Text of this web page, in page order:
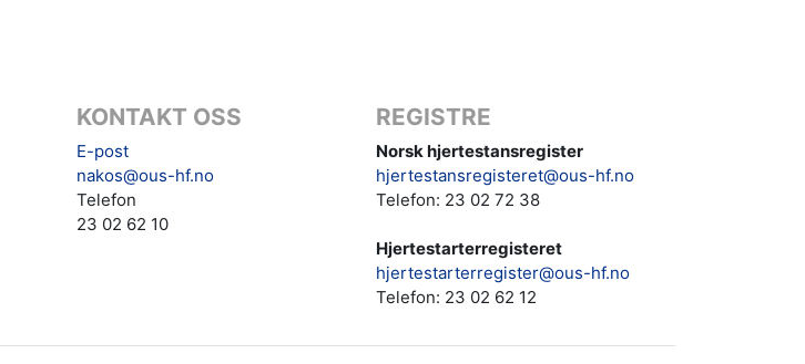
KONTAKT OSS
E-post
nakos@ous-hf.no
Telefon
23 02 62 10
REGISTRE
Norsk hjertestansregister
hjertestansregisteret@ous-hf.no
Telefon: 23 02 72 38
Hjertestarterregisteret
hjertestarterregister@ous-hf.no
Telefon: 23 02 62 12‬‬